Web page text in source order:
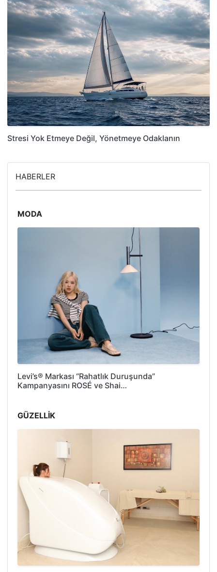
Stresi Yok Etmeye Değil, Yönetmeye Odaklanın
HABERLER
MODA
Levi’s® Markası “Rahatlık Duruşunda”
Kampanyasını ROSÉ ve Shai…
GÜZELLİK